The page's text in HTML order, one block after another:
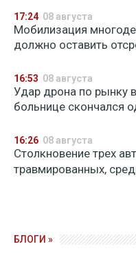
17:24 08 августа
Мобилизация
должно оставить
16:53 08 августа
Удар дрона по рынку
больнице скончался
16:26 08 августа
Столкновение трех
травмированных,
БЛОГИ »